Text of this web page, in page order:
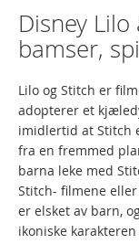
Disney
bamser,
Lilo og Stitch er
adopterer et
imidlertid at Stitch
fra en fremmed
barna leke med
Stitch- filmene
er elsket av barn,
ikoniske